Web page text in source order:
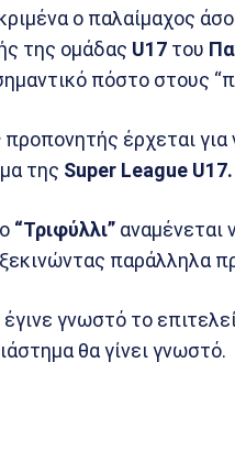
ο παλαίμαχος
της ομάδας U17 του
πόστο στους
προπονητής έρχεται
της Super League U17.
“Τριφύλλι” αναμένεται
παράλληλα
γνωστό το
θα γίνει γνωστό.